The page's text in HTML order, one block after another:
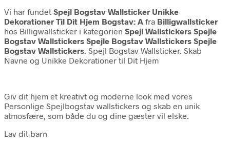
Vi har fundet Spejl Bogstav Wallsticker Unikke
Dekorationer Til Dit Hjem Bogstav: A fra Billigwallsticker
hos Billigwallsticker i kategorien Spejl Wallstickers Spejle
Bogstav Wallstickers Spejle Bogstav Wallstickers Spejle
Bogstav Wallstickers. Spejl Bogstav Wallsticker. Skab
Navne og Unikke Dekorationer til Dit Hjem
Giv dit hjem et kreativt og moderne look med vores
Personlige Spejlbogstav wallstickers og skab en unik
atmosfære, som både du og dine gæster vil elske.
Lav dit barn